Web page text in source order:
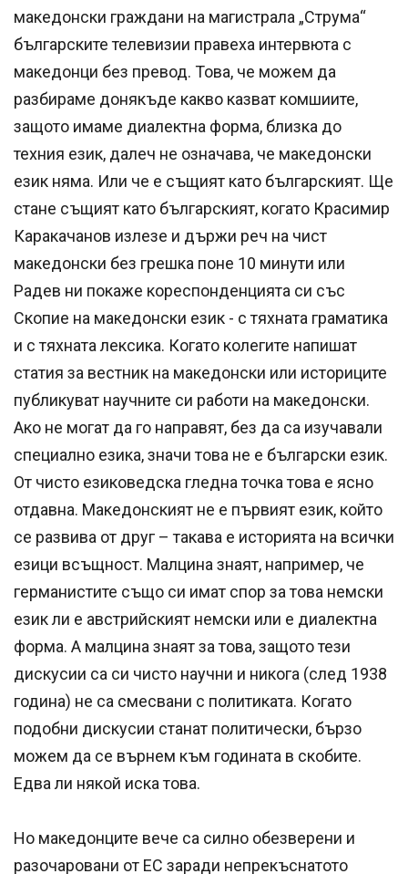
македонски граждани на магистрала „Струма“
българските телевизии правеха интервюта с
македонци без превод. Това, че можем да
разбираме донякъде какво казват комшиите,
защото имаме диалектна форма, близка до
техния език, далеч не означава, че македонски
език няма. Или че е същият като българският. Ще
стане същият като българският, когато Красимир
Каракачанов излезе и държи реч на чист
македонски без грешка поне 10 минути или
Радев ни покаже кореспонденцията си със
Скопие на македонски език - с тяхната граматика
и с тяхната лексика. Когато колегите напишат
статия за вестник на македонски или историците
публикуват научните си работи на македонски.
Ако не могат да го направят, без да са изучавали
специално езика, значи това не е български език.
От чисто езиковедска гледна точка това е ясно
отдавна. Македонският не е първият език, който
се развива от друг – такава е историята на всички
езици всъщност. Малцина знаят, например, че
германистите също си имат спор за това немски
език ли е австрийският немски или е диалектна
форма. А малцина знаят за това, защото тези
дискусии са си чисто научни и никога (след 1938
година) не са смесвани с политиката. Когато
подобни дискусии станат политически, бързо
можем да се върнем към годината в скобите.
Едва ли някой иска това.
Но македонците вече са силно обезверени и
разочаровани от ЕС заради непрекъснатото